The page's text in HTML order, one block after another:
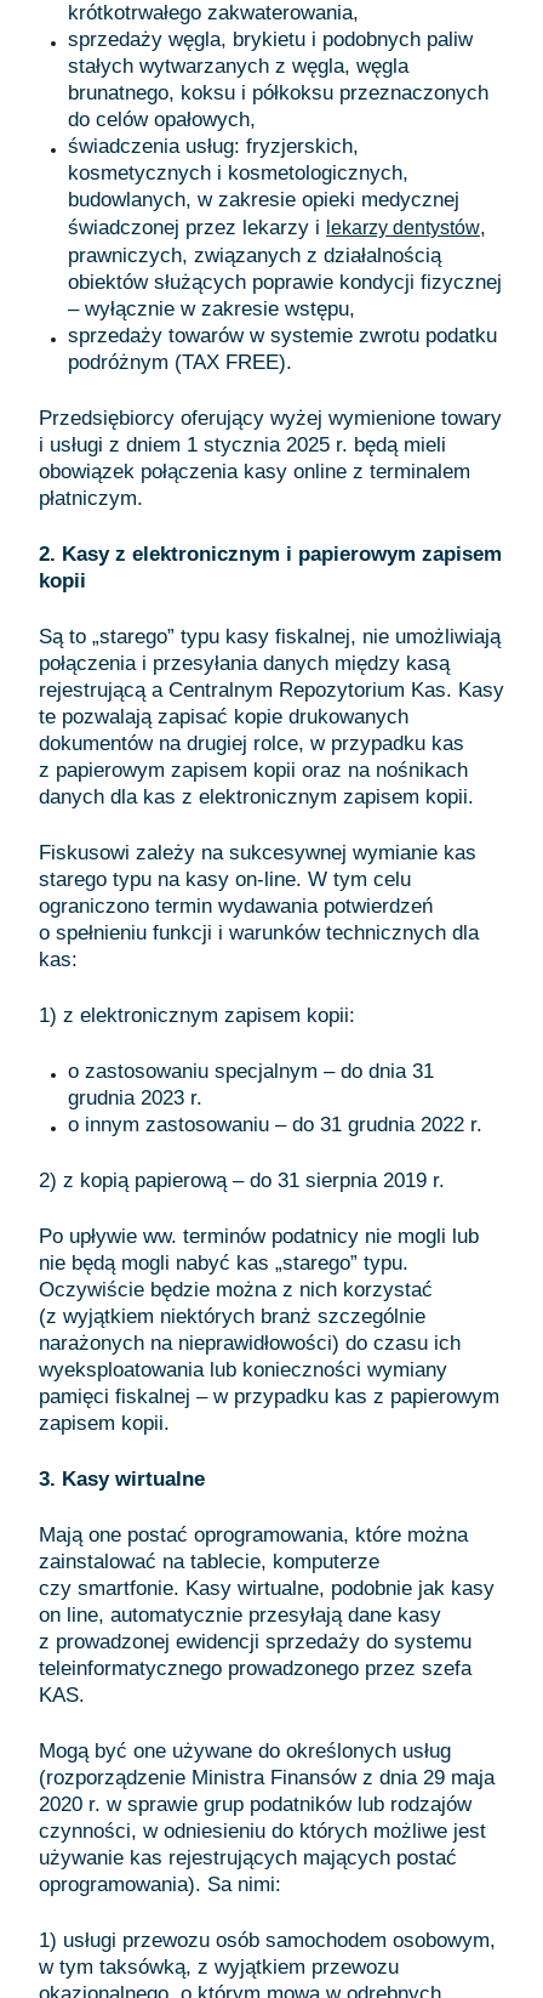
krótkotrwałego zakwaterowania,
sprzedaży węgla, brykietu i podobnych paliw
stałych wytwarzanych z węgla, węgla
brunatnego, koksu i półkoksu przeznaczonych
do celów opałowych,
świadczenia usług: fryzjerskich,
kosmetycznych i kosmetologicznych,
budowlanych, w zakresie opieki medycznej
świadczonej przez lekarzy i lekarzy dentystów,
prawniczych, związanych z działalnością
obiektów służących poprawie kondycji fizycznej
– wyłącznie w zakresie wstępu,
sprzedaży towarów w systemie zwrotu podatku
podróżnym (TAX FREE).
Przedsiębiorcy oferujący wyżej wymienione towary
i usługi z dniem 1 stycznia 2025 r. będą mieli
obowiązek połączenia kasy online z terminalem
płatniczym.
2. Kasy z elektronicznym i papierowym zapisem
kopii
Są to „starego” typu kasy fiskalnej, nie umożliwiają
połączenia i przesyłania danych między kasą
rejestrującą a Centralnym Repozytorium Kas. Kasy
te pozwalają zapisać kopie drukowanych
dokumentów na drugiej rolce, w przypadku kas
z papierowym zapisem kopii oraz na nośnikach
danych dla kas z elektronicznym zapisem kopii.
Fiskusowi zależy na sukcesywnej wymianie kas
starego typu na kasy on-line. W tym celu
ograniczono termin wydawania potwierdzeń
o spełnieniu funkcji i warunków technicznych dla
kas:
1) z elektronicznym zapisem kopii:
o zastosowaniu specjalnym – do dnia 31
grudnia 2023 r.
o innym zastosowaniu – do 31 grudnia 2022 r.
2) z kopią papierową – do 31 sierpnia 2019 r.
Po upływie ww. terminów podatnicy nie mogli lub
nie będą mogli nabyć kas „starego” typu.
Oczywiście będzie można z nich korzystać
(z wyjątkiem niektórych branż szczególnie
narażonych na nieprawidłowości) do czasu ich
wyeksploatowania lub konieczności wymiany
pamięci fiskalnej – w przypadku kas z papierowym
zapisem kopii.
3. Kasy wirtualne
Mają one postać oprogramowania, które można
zainstalować na tablecie, komputerze
czy smartfonie. Kasy wirtualne, podobnie jak kasy
on line, automatycznie przesyłają dane kasy
z prowadzonej ewidencji sprzedaży do systemu
teleinformatycznego prowadzonego przez szefa
KAS.
Mogą być one używane do określonych usług
(rozporządzenie Ministra Finansów z dnia 29 maja
2020 r. w sprawie grup podatników lub rodzajów
czynności, w odniesieniu do których możliwe jest
używanie kas rejestrujących mających postać
oprogramowania). Sa nimi:
1) usługi przewozu osób samochodem osobowym,
w tym taksówką, z wyjątkiem przewozu